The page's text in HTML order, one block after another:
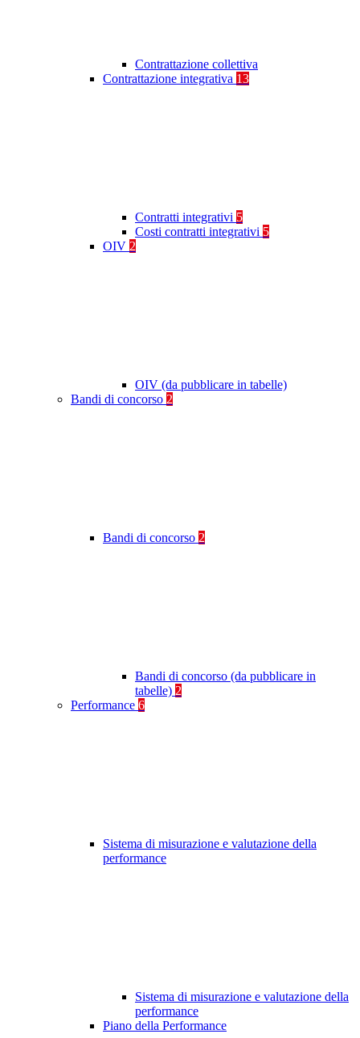
Contrattazione collettiva
Contrattazione integrativa 13
Contratti integrativi 5
Costi contratti integrativi 5
OIV 2
OIV (da pubblicare in tabelle)
Bandi di concorso 2
Bandi di concorso 2
Bandi di concorso (da pubblicare in
tabelle) 2
Performance 6
Sistema di misurazione e valutazione della
performance
Sistema di misurazione e valutazione della
performance
Piano della Performance